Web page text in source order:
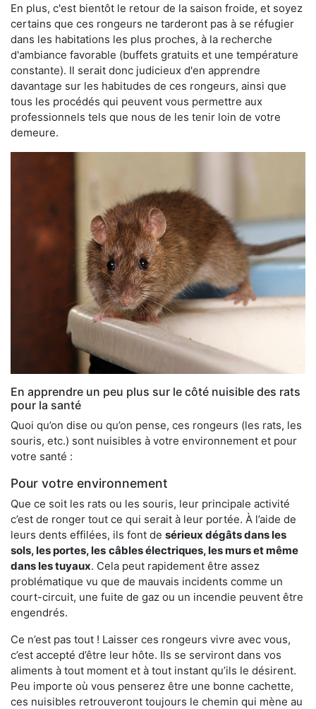
En plus, c'est bientôt le retour de la saison froide, et soyez
certains que ces rongeurs ne tarderont pas à se réfugier
dans les habitations les plus proches, à la recherche
d'ambiance favorable (buffets gratuits et une température
constante). Il serait donc judicieux d'en apprendre
davantage sur les habitudes de ces rongeurs, ainsi que
tous les procédés qui peuvent vous permettre aux
professionnels tels que nous de les tenir loin de votre
demeure.
En apprendre un peu plus sur le côté nuisible des rats
pour la santé
Quoi qu’on dise ou qu’on pense, ces rongeurs (les rats, les
souris, etc.) sont nuisibles à votre environnement et pour
votre santé :
Pour votre environnement
Que ce soit les rats ou les souris, leur principale activité
c’est de ronger tout ce qui serait à leur portée. À l’aide de
leurs dents effilées, ils font de sérieux dégâts dans les
sols, les portes, les câbles électriques, les murs et même
dans les tuyaux. Cela peut rapidement être assez
problématique vu que de mauvais incidents comme un
court-circuit, une fuite de gaz ou un incendie peuvent être
engendrés.
Ce n’est pas tout ! Laisser ces rongeurs vivre avec vous,
c’est accepté d’être leur hôte. Ils se serviront dans vos
aliments à tout moment et à tout instant qu’ils le désirent.
Peu importe où vous penserez être une bonne cachette,
ces nuisibles retrouveront toujours le chemin qui mène au